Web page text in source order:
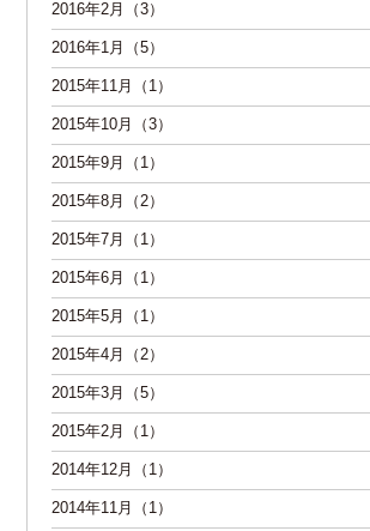
2016年2月（3）
2016年1月（5）
2015年11月（1）
2015年10月（3）
2015年9月（1）
2015年8月（2）
2015年7月（1）
2015年6月（1）
2015年5月（1）
2015年4月（2）
2015年3月（5）
2015年2月（1）
2014年12月（1）
2014年11月（1）